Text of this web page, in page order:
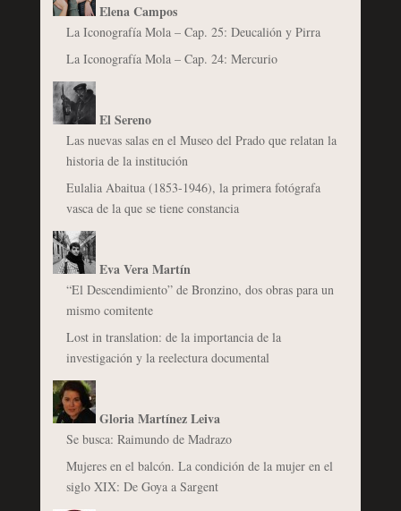
Elena Campos
La Iconografía Mola – Cap. 25: Deucalión y Pirra
La Iconografía Mola – Cap. 24: Mercurio
El Sereno
Las nuevas salas en el Museo del Prado que relatan la
historia de la institución
Eulalia Abaitua (1853-1946), la primera fotógrafa
vasca de la que se tiene constancia
Eva Vera Martín
“El Descendimiento” de Bronzino, dos obras para un
mismo comitente
Lost in translation: de la importancia de la
investigación y la reelectura documental
Gloria Martínez Leiva
Se busca: Raimundo de Madrazo
Mujeres en el balcón. La condición de la mujer en el
siglo XIX: De Goya a Sargent